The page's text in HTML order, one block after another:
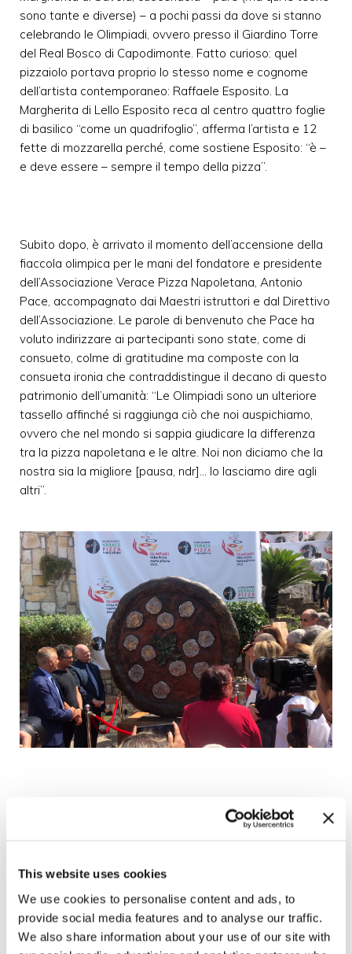
This website uses cookies
We use cookies to personalise content and ads, to
provide social media features and to analyse our traffic.
We also share information about your use of our site with
sono tante e diverse) – a pochi passi da dove si stanno
celebrando le Olimpiadi, ovvero presso il Giardino Torre
del Real Bosco di Capodimonte. Fatto curioso: quel
pizzaiolo portava proprio lo stesso nome e cognome
dell’artista contemporaneo: Raffaele Esposito. La
Margherita di Lello Esposito reca al centro quattro foglie
di basilico “come un quadrifoglio”, afferma l’artista e 12
fette di mozzarella perché, come sostiene Esposito: “è –
e deve essere – sempre il tempo della pizza”.
Subito dopo, è arrivato il momento dell’accensione della
fiaccola olimpica per le mani del fondatore e presidente
dell’Associazione Verace Pizza Napoletana, Antonio
Pace, accompagnato dai Maestri istruttori e dal Direttivo
dell’Associazione. Le parole di benvenuto che Pace ha
voluto indirizzare ai partecipanti sono state, come di
consueto, colme di gratitudine ma composte con la
consueta ironia che contraddistingue il decano di questo
patrimonio dell’umanità: “Le Olimpiadi sono un ulteriore
tassello affinché si raggiunga ciò che noi auspichiamo,
ovvero che nel mondo si sappia giudicare la differenza
tra la pizza napoletana e le altre. Noi non diciamo che la
nostra sia la migliore [pausa, ndr]… lo lasciamo dire agli
altri”.
Intorno alle 12 sono poi iniziate le gare: oltre 300 le sfide
Calzone. Più una sezione tutta dedicata agli “Amatori”,
ossia agli appassionati di pizza fatta in casa.
Ecco i vincitori: